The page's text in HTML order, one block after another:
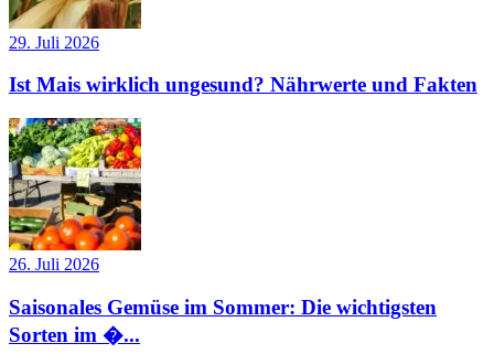
29. Juli 2026
Ist Mais wirklich ungesund? Nährwerte und Fakten
26. Juli 2026
Saisonales Gemüse im Sommer: Die wichtigsten
Sorten im �...